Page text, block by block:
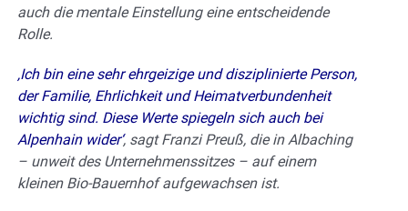
auch die mentale Einstellung eine entscheidende
Rolle.
‚Ich bin eine sehr ehrgeizige und disziplinierte Person,
der Familie, Ehrlichkeit und Heimatverbundenheit
wichtig sind. Diese Werte spiegeln sich auch bei
Alpenhain wider‘, sagt Franzi Preuß, die in Albaching
– unweit des Unternehmenssitzes – auf einem
kleinen Bio-Bauernhof aufgewachsen ist.